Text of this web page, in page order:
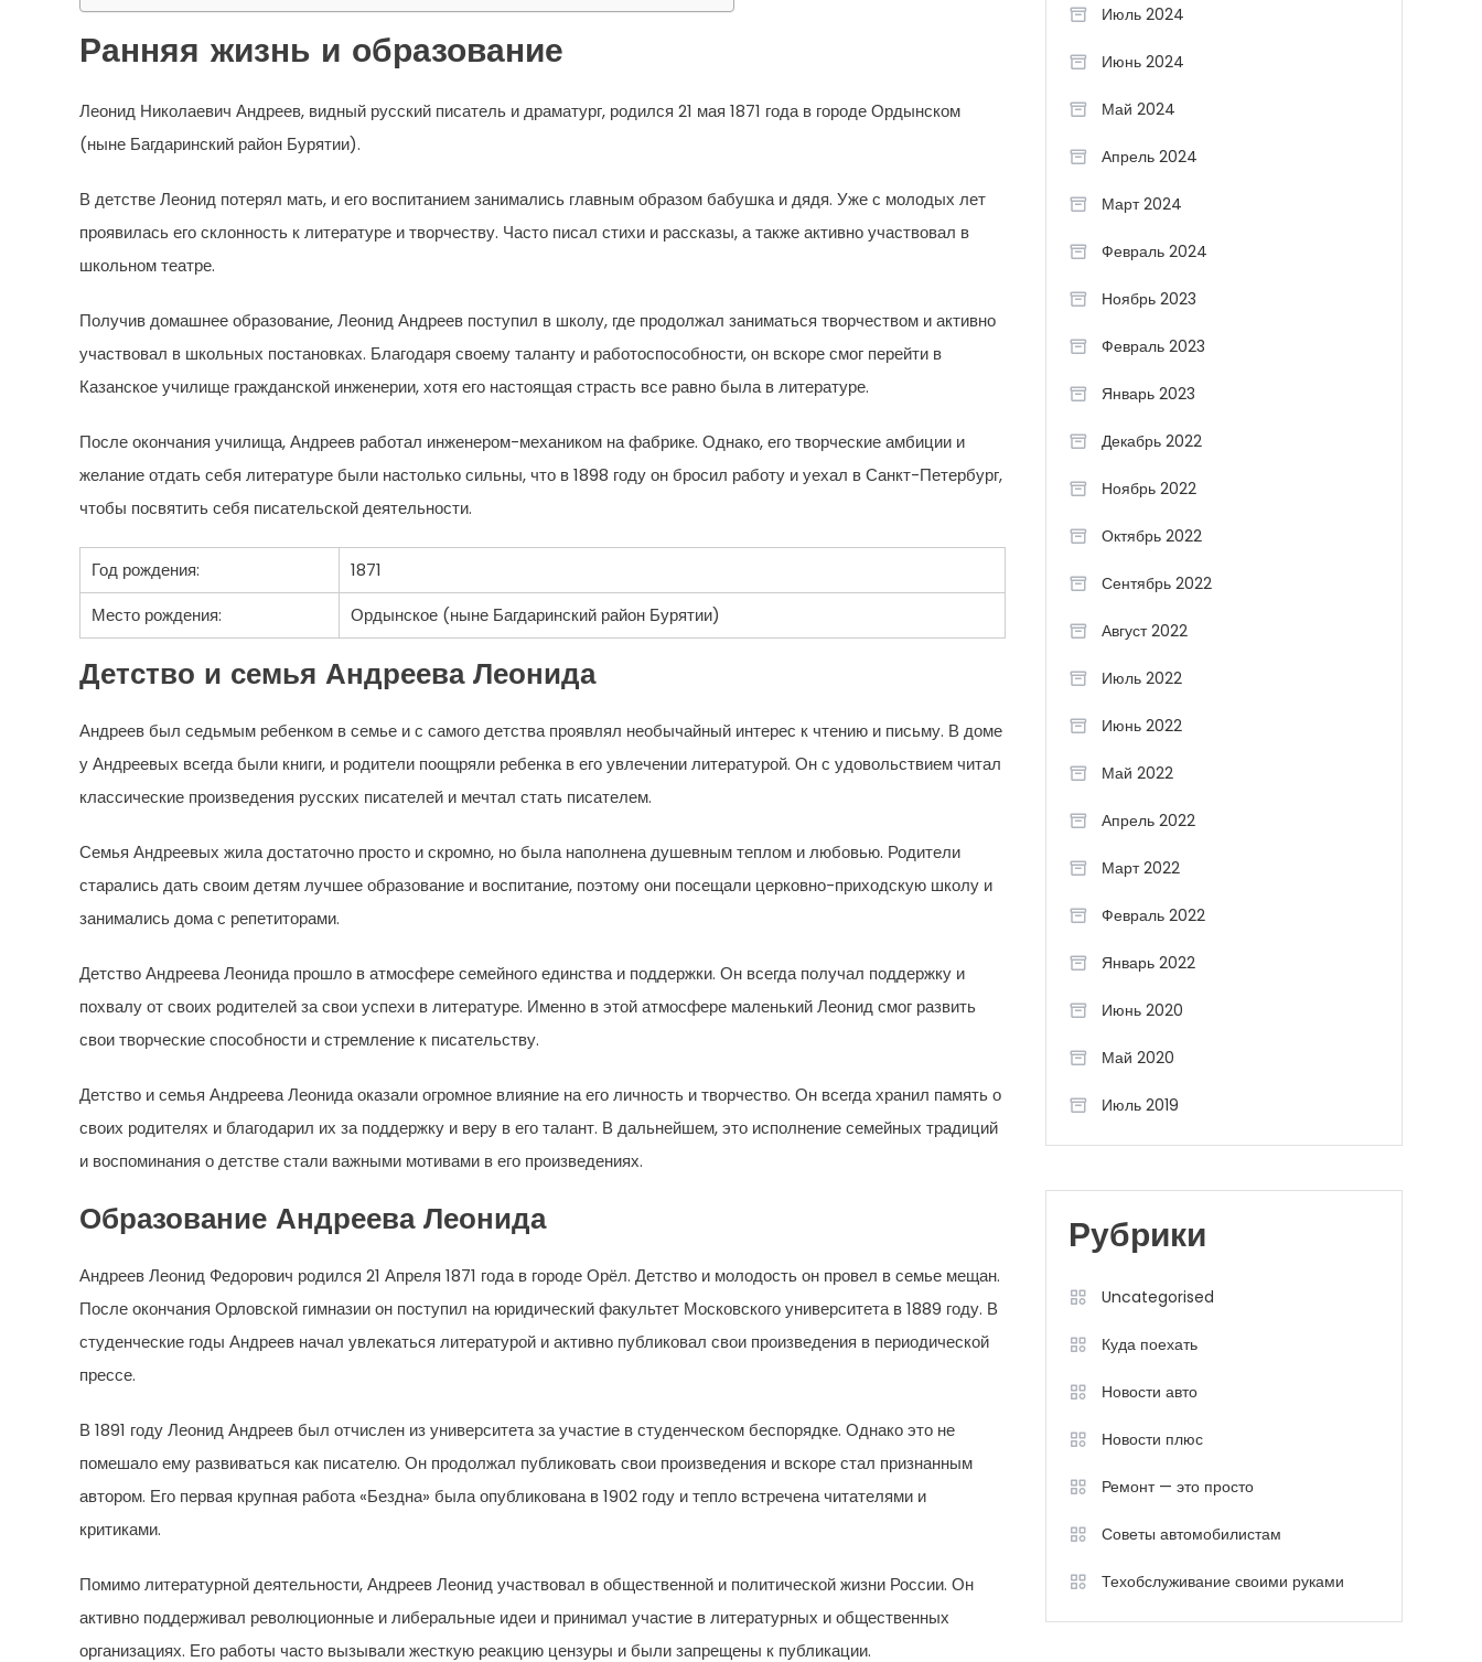
Ранняя жизнь и образование
Леонид Николаевич Андреев, видный русский писатель и драматург, родился 21 мая 1871 года в городе Ордынском
(ныне Багдаринский район Бурятии).
В детстве Леонид потерял мать, и его воспитанием занимались главным образом бабушка и дядя. Уже с молодых лет
проявилась его склонность к литературе и творчеству. Часто писал стихи и рассказы, а также активно участвовал в
школьном театре.
Получив домашнее образование, Леонид Андреев поступил в школу, где продолжал заниматься творчеством и активно
участвовал в школьных постановках. Благодаря своему таланту и работоспособности, он вскоре смог перейти в
Казанское училище гражданской инженерии, хотя его настоящая страсть все равно была в литературе.
После окончания училища, Андреев работал инженером-механиком на фабрике. Однако, его творческие амбиции и
желание отдать себя литературе были настолько сильны, что в 1898 году он бросил работу и уехал в Санкт-Петербург,
чтобы посвятить себя писательской деятельности.
Год рождения:
1871
Место рождения:
Ордынское (ныне Багдаринский район Бурятии)
Детство и семья Андреева Леонида
Андреев был седьмым ребенком в семье и с самого детства проявлял необычайный интерес к чтению и письму. В доме
у Андреевых всегда были книги, и родители поощряли ребенка в его увлечении литературой. Он с удовольствием читал
классические произведения русских писателей и мечтал стать писателем.
Семья Андреевых жила достаточно просто и скромно, но была наполнена душевным теплом и любовью. Родители
старались дать своим детям лучшее образование и воспитание, поэтому они посещали церковно-приходскую школу и
занимались дома с репетиторами.
Детство Андреева Леонида прошло в атмосфере семейного единства и поддержки. Он всегда получал поддержку и
похвалу от своих родителей за свои успехи в литературе. Именно в этой атмосфере маленький Леонид смог развить
свои творческие способности и стремление к писательству.
Детство и семья Андреева Леонида оказали огромное влияние на его личность и творчество. Он всегда хранил память о
своих родителях и благодарил их за поддержку и веру в его талант. В дальнейшем, это исполнение семейных традиций
и воспоминания о детстве стали важными мотивами в его произведениях.
Образование Андреева Леонида
Андреев Леонид Федорович родился 21 Апреля 1871 года в городе Орёл. Детство и молодость он провел в семье мещан.
После окончания Орловской гимназии он поступил на юридический факультет Московского университета в 1889 году. В
студенческие годы Андреев начал увлекаться литературой и активно публиковал свои произведения в периодической
прессе.
В 1891 году Леонид Андреев был отчислен из университета за участие в студенческом беспорядке. Однако это не
помешало ему развиваться как писателю. Он продолжал публиковать свои произведения и вскоре стал признанным
автором. Его первая крупная работа «Бездна» была опубликована в 1902 году и тепло встречена читателями и
критиками.
Помимо литературной деятельности, Андреев Леонид участвовал в общественной и политической жизни России. Он
активно поддерживал революционные и либеральные идеи и принимал участие в литературных и общественных
организациях. Его работы часто вызывали жесткую реакцию цензуры и были запрещены к публикации.
Июль 2024
Июнь 2024
Май 2024
Апрель 2024
Март 2024
Февраль 2024
Ноябрь 2023
Февраль 2023
Январь 2023
Декабрь 2022
Ноябрь 2022
Октябрь 2022
Сентябрь 2022
Август 2022
Июль 2022
Июнь 2022
Май 2022
Апрель 2022
Март 2022
Февраль 2022
Январь 2022
Июнь 2020
Май 2020
Июль 2019
Рубрики
Uncategorised
Куда поехать
Новости авто
Новости плюс
Ремонт — это просто
Советы автомобилистам
Техобслуживание своими руками